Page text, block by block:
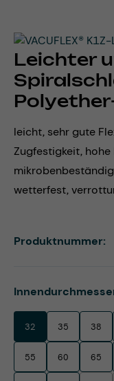
Leichter
leicht, sehr gute
Zugfestigkeit,
wetterfest,
32 35 38
55 60 65
Produktnummer: